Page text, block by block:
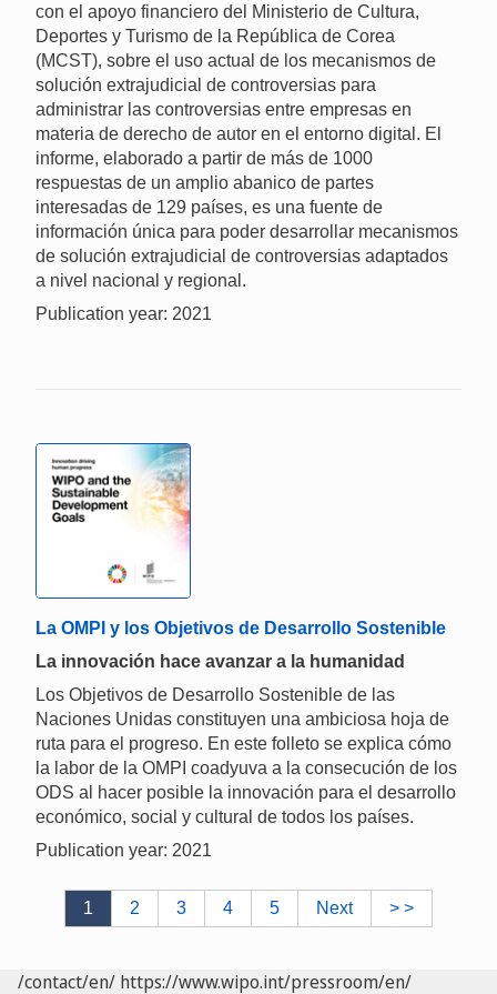
con el apoyo financiero del Ministerio de Cultura,
Deportes y Turismo de la República de Corea
(MCST), sobre el uso actual de los mecanismos de
solución extrajudicial de controversias para
administrar las controversias entre empresas en
materia de derecho de autor en el entorno digital. El
informe, elaborado a partir de más de 1000
respuestas de un amplio abanico de partes
interesadas de 129 países, es una fuente de
información única para poder desarrollar mecanismos
de solución extrajudicial de controversias adaptados
a nivel nacional y regional.
Publication year: 2021
La OMPI y los Objetivos de Desarrollo Sostenible
La innovación hace avanzar a la humanidad
Los Objetivos de Desarrollo Sostenible de las
Naciones Unidas constituyen una ambiciosa hoja de
ruta para el progreso. En este folleto se explica cómo
la labor de la OMPI coadyuva a la consecución de los
ODS al hacer posible la innovación para el desarrollo
económico, social y cultural de todos los países.
Publication year: 2021
1 2 3 4 5 Next > >
/contact/en/ https://www.wipo.int/pressroom/en/